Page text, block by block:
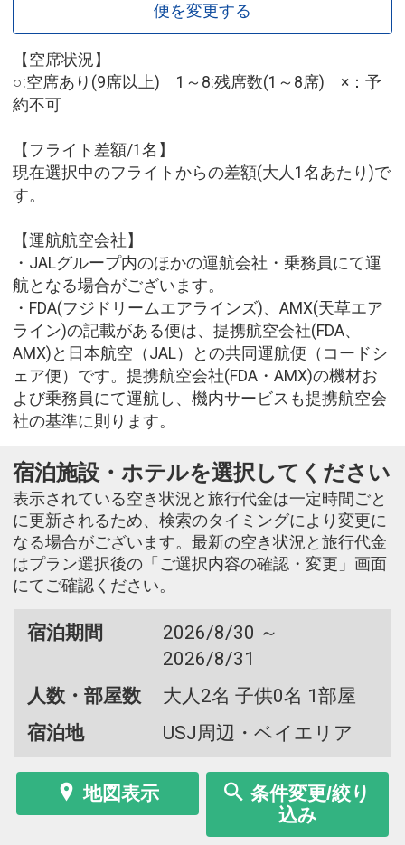
便を変更する
【空席状況】
○:空席あり(9席以上) 1～8:残席数(1～8席) ×：予
約不可
【フライト差額/1名】
現在選択中のフライトからの差額(大人1名あたり)で
す。
【運航航空会社】
・JALグループ内のほかの運航会社・乗務員にて運
航となる場合がございます。
・FDA(フジドリームエアラインズ)、AMX(天草エア
ライン)の記載がある便は、提携航空会社(FDA、
AMX)と日本航空（JAL）との共同運航便（コードシ
ェア便）です。提携航空会社(FDA・AMX)の機材お
よび乗務員にて運航し、機内サービスも提携航空会
社の基準に則ります。
宿泊施設・ホテルを選択してください
表示されている空き状況と旅行代金は一定時間ごと
に更新されるため、検索のタイミングにより変更に
なる場合がございます。最新の空き状況と旅行代金
はプラン選択後の「ご選択内容の確認・変更」画面
にてご確認ください。
宿泊期間
2026/8/30 ～
2026/8/31
人数・部屋数
大人2名 子供0名 1部屋
宿泊地
USJ周辺・ベイエリア
地図表示
条件変更/絞り
込み